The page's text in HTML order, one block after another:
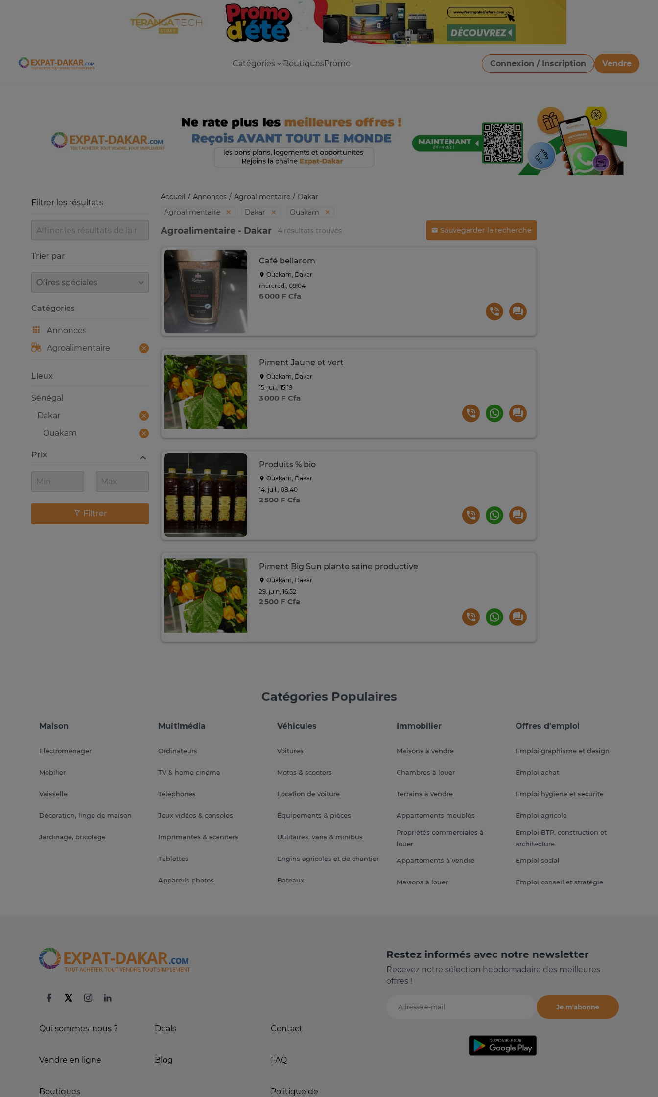
Expat-Dakar Catégories BoutiquesPromo Connexion / Inscription
Vendre
Télécharger une image
Accueil Annonces Agroalimentaire
Dakar
Agroalimentaire
Dakar Ouakam
Agroalimentaire - Dakar 4 résultats trouvés Sauvegarder la recherche
Café bellarom
Ouakam, Dakar
mercredi, 09:04
6 000 F Cfa
Piment Jaune et vert
Ouakam, Dakar
15. juil., 15:19
3 000 F Cfa
Produits % bio
Ouakam, Dakar
14. juil., 08:40
2 500 F Cfa
Piment Big Sun plante saine productive
Ouakam, Dakar
29. juin, 16:52
2 500 F Cfa
Filtrer les résultats
Trier par
Trier par
Catégories
Annonces
Agroalimentaire
Lieux
Sénégal
Dakar
Ouakam
Prix
Filtrer
Catégories Populaires
Maison
Electromenager
Mobilier
Vaisselle
Décoration, linge de maison
Jardinage, bricolage
Multimédia
Ordinateurs
TV & home cinéma
Téléphones
Jeux vidéos & consoles
Imprimantes & scanners
Tablettes
Appareils photos
Véhicules
Voitures
Motos & scooters
Location de voiture
Équipements & pièces
Utilitaires, vans & minibus
Engins agricoles et de chantier
Bateaux
Immobilier
Maisons à vendre
Chambres à louer
Terrains à vendre
Appartements meublés
Propriétés commerciales à
louer
Appartements à vendre
Maisons à louer
Offres d'emploi
Emploi graphisme et design
Emploi achat
Emploi hygiène et sécurité
Emploi agricole
Emploi BTP, construction et
architecture
Emploi social
Emploi conseil et stratégie
Qui sommes-nous ?
Vendre en ligne
Boutiques
Deals
Blog
Contact
FAQ
Politique de
Restez informés avec notre newsletter
Recevez notre sélection hebdomadaire des meilleures
offres !
Adresse e-mail
Je m'abonne